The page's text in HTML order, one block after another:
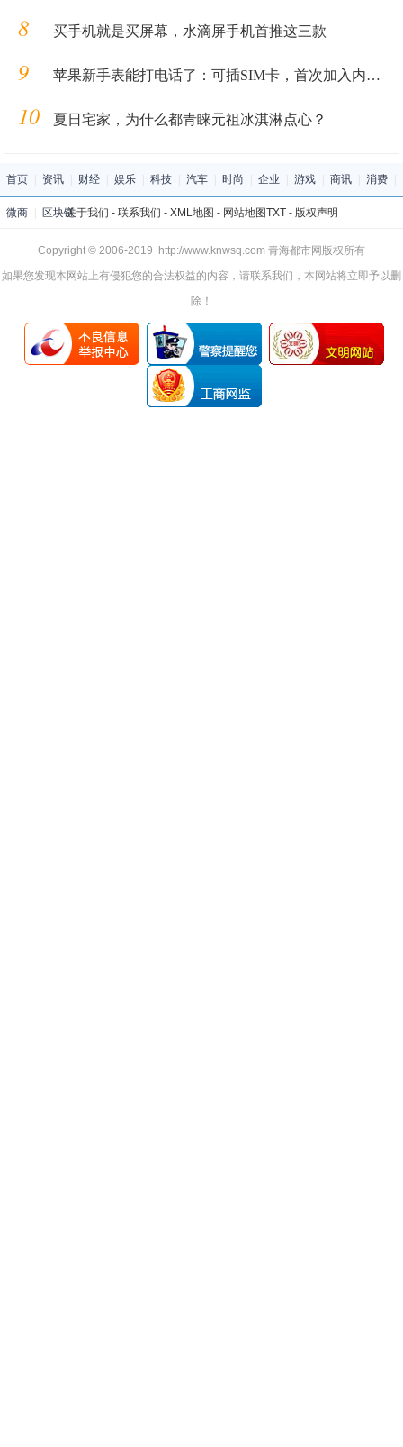
8 买手机就是买屏幕，水滴屏手机首推这三款
9 苹果新手表能打电话了：可插SIM卡，首次加入内置网络功能
10 夏日宅家，为什么都青睐元祖冰淇淋点心？
首页 资讯 财经 娱乐 科技 汽车 时尚 企业 游戏 商讯 消费
微商 区块链关于我们 - 联系我们 - XML地图 - 网站地图TXT- 版权声明
Copyright © 2006-2019 http://www.knwsq.com 青海都市网版权所有
如果您发现本网站上有侵犯您的合法权益的内容，请联系我们，本网站将立即予以删
除！